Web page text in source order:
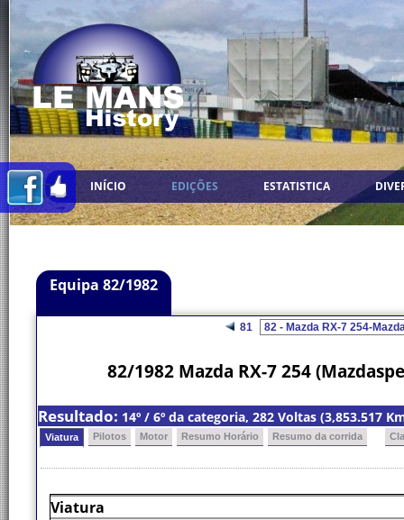
INÍCIO EDIÇÕES ESTATISTICA
Equipa 82/1982
81
82/1982 Mazda RX-7 254
Resultado: 14º / 6º da categoria, 282 Voltas (3,853.517
Viatura Pilotos Motor Resumo Horário Resumo da corrida
Viatura